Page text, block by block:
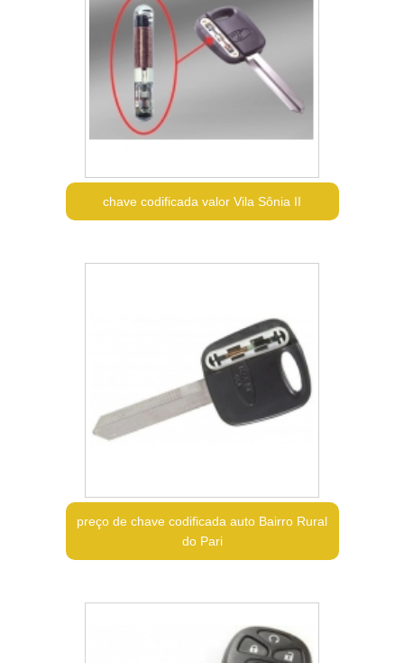
chave codificada valor Vila Sônia II
preço de chave codificada auto Bairro Rural
do Pari